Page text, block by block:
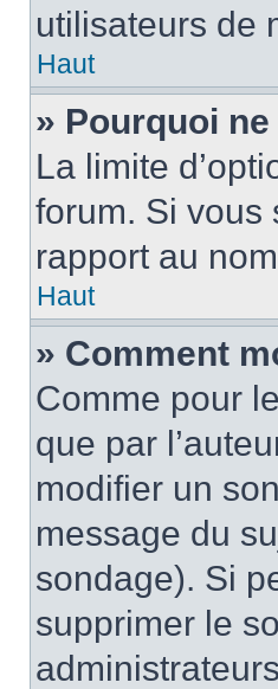
utilisateurs de
Haut
» Pourquoi
La limite
forum. Si vous
rapport au
Haut
» Comment
Comme pour
que par
modifier un
message du
sondage). Si
supprimer le